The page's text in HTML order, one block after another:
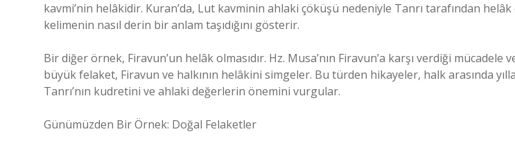
kavmi’nin helâkidir. Kuran’da, Lut kavminin ahlaki çöküşü nedeniyle Tanrı tarafından
kelimenin nasıl derin bir anlam taşıdığını gösterir.
Bir diğer örnek, Firavun’un helâk olmasıdır. Hz. Musa’nın Firavun’a karşı verdiği mücadele
büyük felaket, Firavun ve halkının helâkini simgeler. Bu türden hikayeler, halk arasında
Tanrı’nın kudretini ve ahlaki değerlerin önemini vurgular.
Günümüzden Bir Örnek: Doğal Felaketler